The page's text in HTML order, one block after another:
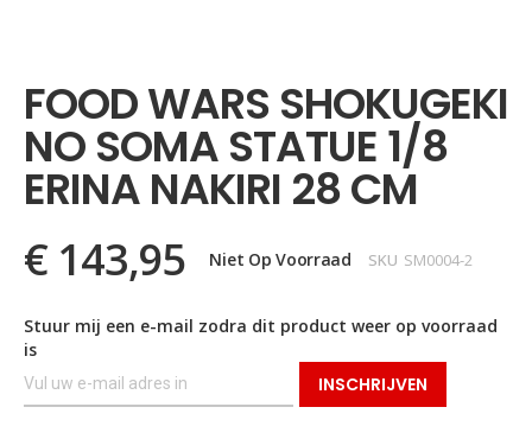
begin
van
de
afbeeldingen-
gallerij
FOOD WARS SHOKUGEKI
NO SOMA STATUE 1/8
ERINA NAKIRI 28 CM
€ 143,95 Niet Op Voorraad SKU SM0004-2
Stuur mij een e-mail zodra dit product weer op voorraad
is
INSCHRIJVEN